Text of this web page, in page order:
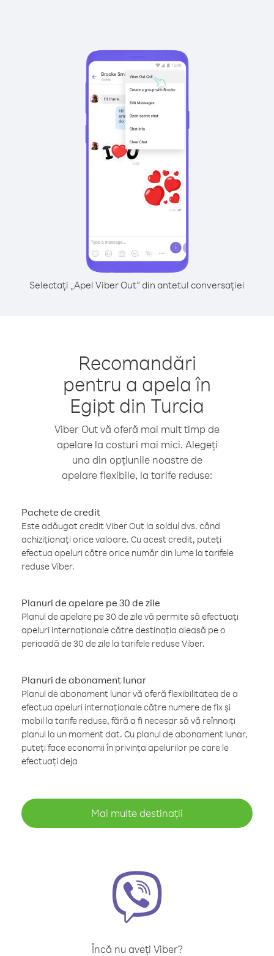
Selectați „Apel Viber Out” din antetul conversației
Recomandări
pentru a apela în
Egipt din Turcia
Viber Out vă oferă mai mult timp de
apelare la costuri mai mici. Alegeți
una din opțiunile noastre de
apelare flexibile, la tarife reduse:
Pachete de credit
Este adăugat credit Viber Out la soldul dvs. când
achiziționați orice valoare. Cu acest credit, puteți
efectua apeluri către orice număr din lume la tarifele
reduse Viber.
Planuri de apelare pe 30 de zile
Planul de apelare pe 30 de zile vă permite să efectuați
apeluri internaționale către destinația aleasă pe o
perioadă de 30 de zile la tarifele reduse Viber.
Planuri de abonament lunar
Planul de abonament lunar vă oferă flexibilitatea de a
efectua apeluri internaționale către numere de fix și
mobil la tarife reduse, fără a fi necesar să vă reînnoiți
planul la un moment dat. Cu planul de abonament lunar,
puteți face economii în privința apelurilor pe care le
efectuați deja
Mai multe destinații
Încă nu aveți Viber?